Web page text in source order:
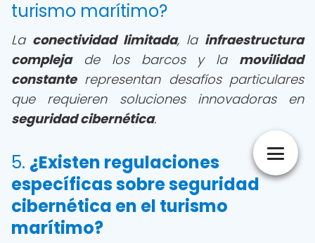
turismo marítimo?
La conectividad limitada, la infraestructura
complejade los barcos y la movilidad
constanterepresentan desafíos particulares
que requieren soluciones innovadoras en
seguridad cibernética.
5. ¿Existen regulaciones
específicas sobre seguridad
cibernética en el turismo
marítimo?